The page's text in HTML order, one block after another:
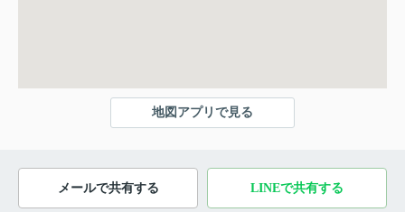
地図アプリで見る
メールで共有する LINEで共有する